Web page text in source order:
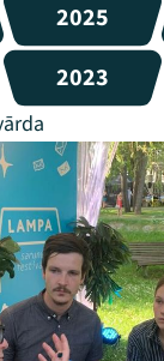
2025
2023